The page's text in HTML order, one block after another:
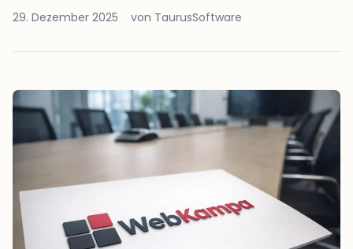
29. Dezember 2025 von TaurusSoftware